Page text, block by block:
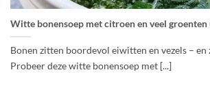
Witte bonensoep met citroen en veel groenten
Bonen zitten boordevol eiwitten en vezels –
Probeer deze witte bonensoep met [...]